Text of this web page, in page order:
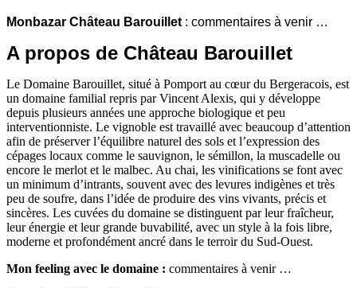
Monbazar Château Barouillet : commentaires à venir …
A propos de Château Barouillet
Le Domaine Barouillet, situé à Pomport au cœur du Bergeracois, est
un domaine familial repris par Vincent Alexis, qui y développe
depuis plusieurs années une approche biologique et peu
interventionniste. Le vignoble est travaillé avec beaucoup d’attention
afin de préserver l’équilibre naturel des sols et l’expression des
cépages locaux comme le sauvignon, le sémillon, la muscadelle ou
encore le merlot et le malbec. Au chai, les vinifications se font avec
un minimum d’intrants, souvent avec des levures indigènes et très
peu de soufre, dans l’idée de produire des vins vivants, précis et
sincères. Les cuvées du domaine se distinguent par leur fraîcheur,
leur énergie et leur grande buvabilité, avec un style à la fois libre,
moderne et profondément ancré dans le terroir du Sud-Ouest.
Mon feeling avec le domaine : commentaires à venir …